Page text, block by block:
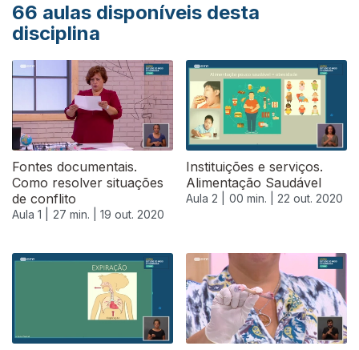
66 aulas disponíveis desta
disciplina
Fontes documentais.
Como resolver situações
de conflito
Aula 1 | 27 min. | 19 out. 2020
Instituições e serviços.
Alimentação Saudável
Aula 2 | 00 min. | 22 out. 2020